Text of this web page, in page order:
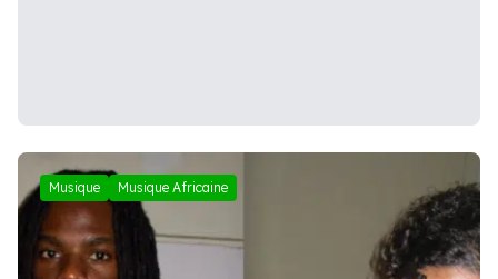
Musique Musique Africaine